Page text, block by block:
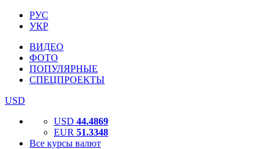
РУС
УКР
ВИДЕО
ФОТО
ПОПУЛЯРНЫЕ
СПЕЦПРОЕКТЫ
USD
USD 44.4869
EUR 51.3348
Все курсы валют